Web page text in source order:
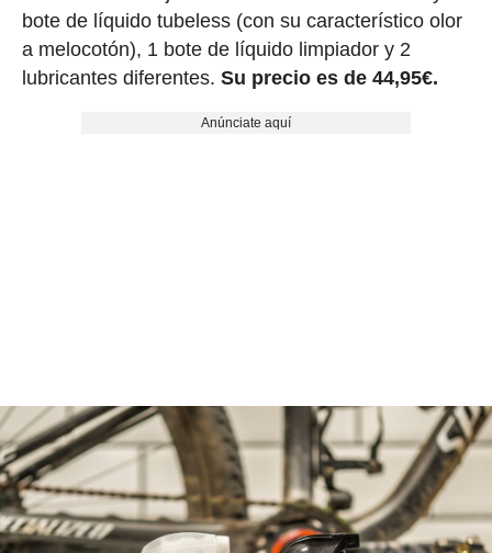
bote de líquido tubeless (con su característico olor
a melocotón), 1 bote de líquido limpiador y 2
lubricantes diferentes. Su precio es de 44,95€.
Anúnciate aquí